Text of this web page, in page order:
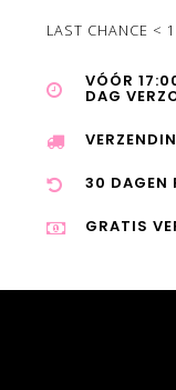
LAST CHANCE <
VÓÓR
DAG
30 DAGEN
GRATIS